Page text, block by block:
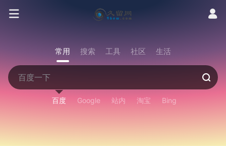
常用 搜索 工具 社区 生活
百度 Google 站内 淘宝 Bing